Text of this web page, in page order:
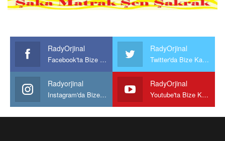
RadyOrjinal
Facebook'ta Bize Katılın
RadyOrjinal
Twitter'da Bize Katılın
Radyorjinal
Instagram'da Bize katılın
RadyOrjinal
Youtube'ta Bize Katılın